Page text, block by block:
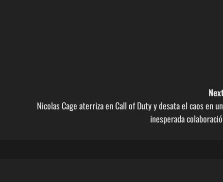
Nicolas Cage aterriza en Call of Duty y desata el caos en
inesperada